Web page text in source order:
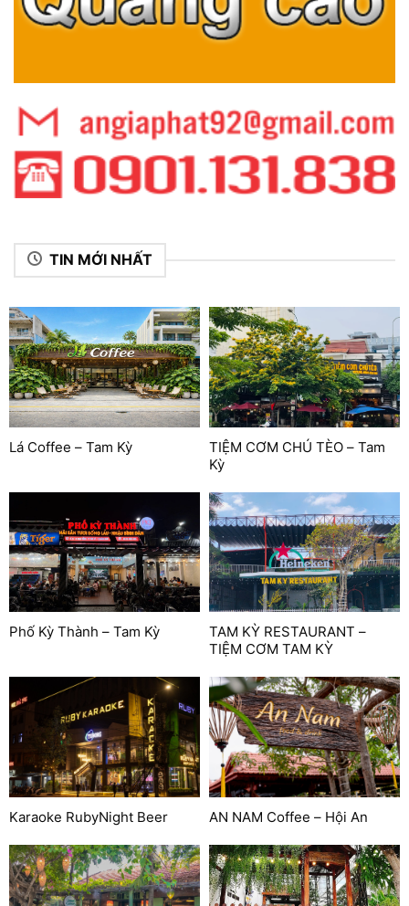
TIN MỚI NHẤT
Lá Coffee – Tam Kỳ
TIỆM CƠM CHÚ TÈO – Tam
Kỳ
Phố Kỳ Thành – Tam Kỳ
TAM KỲ RESTAURANT –
TIỆM CƠM TAM KỲ
Karaoke RubyNight Beer AN NAM Coffee – Hội An